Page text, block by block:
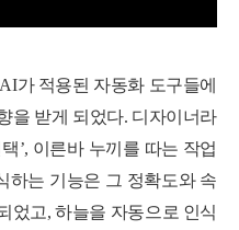
가 적용된 자동화 도구들에
을 받게 되었다. 디자이너라
’, 이른바 누끼를 따는 작업
하는 기능은 그 정확도와 속
었고, 하늘을 자동으로 인식